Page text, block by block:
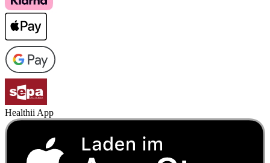
Healthii App